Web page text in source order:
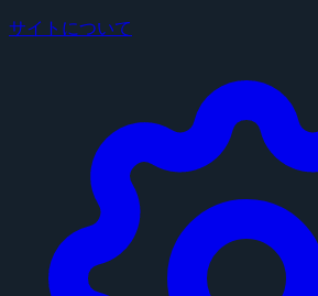
サイトについて